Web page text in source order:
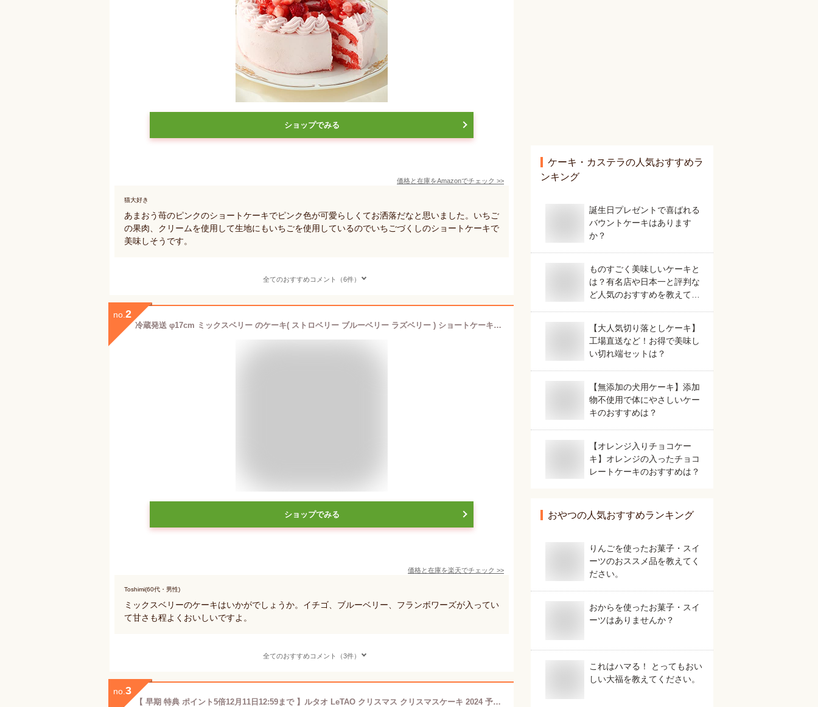
ショップでみる
価格と在庫をAmazonでチェック >>
猫大好き
あまおう苺のピンクのショートケーキでピンク色が可愛らしくてお洒落だなと思いました。いちご
の果肉、クリームを使用して生地にもいちごを使用しているのでいちごづくしのショートケーキで
美味しそうです。
全てのおすすめコメント（6件）
no. 2
冷蔵発送 φ17cm ミックスベリー のケーキ( ストロベリー ブルーベリー ラズベリー ) ショートケーキ苺 イチゴ 誕生日 バースデーケーキ ホールケーキ ショートケーキ ケーキ フルーツ サプライズ 記念日 お祝い プレゼント 入学 大人 子供 チルド 6号 【楽ギフ_包装】
ショップでみる
価格と在庫を楽天でチェック >>
Toshimi(60代・男性)
ミックスベリーのケーキはいかがでしょうか。イチゴ、ブルーベリー、フランボワーズが入ってい
て甘さも程よくおいしいですよ。
全てのおすすめコメント（3件）
no. 3
【 早期 特典 ポイント5倍12月11日12:59まで 】ルタオ LeTAO クリスマス クリスマスケーキ 2024 予約 ショートケーキ ケーキ いちご イチゴ 苺 プレゼント サンタ 4号 2人 3人 4人 子供 誕生日 お取り寄せ 北海道 おしゃれ 人気 高級 早期予約 お歳暮 ペールノエル 送料込
ケーキ・カステラの人気おすすめラ
ンキング
誕生日プレゼントで喜ばれる
バウントケーキはあります
か？
ものすごく美味しいケーキと
は？有名店や日本一と評判な
ど人気のおすすめを教えてく
【大人気切り落としケーキ】
工場直送など！お得で美味し
い切れ端セットは？
【無添加の犬用ケーキ】添加
物不使用で体にやさしいケー
キのおすすめは？
【オレンジ入りチョコケー
キ】オレンジの入ったチョコ
レートケーキのおすすめは？
おやつの人気おすすめランキング
りんごを使ったお菓子・スイ
ーツのおススメ品を教えてく
ださい。
おからを使ったお菓子・スイ
ーツはありませんか？
これはハマる！ とってもおい
しい大福を教えてください。